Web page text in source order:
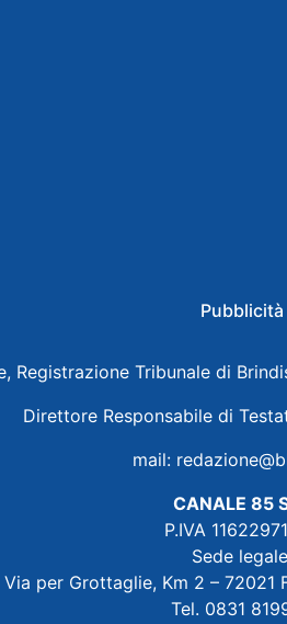
Pubblicità
Registrazione Tribunale di
Direttore Responsabile di
mail:
CANALE 85
P.IVA
Sede
Via per Grottaglie, Km 2 – 72021
Tel. 0831